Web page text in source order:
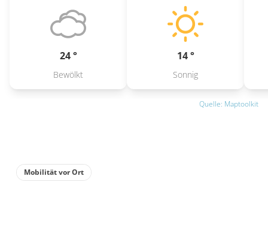
24 °
Bewölkt
14 °
Sonnig
Quelle: Maptoolkit
Mobilität vor Ort